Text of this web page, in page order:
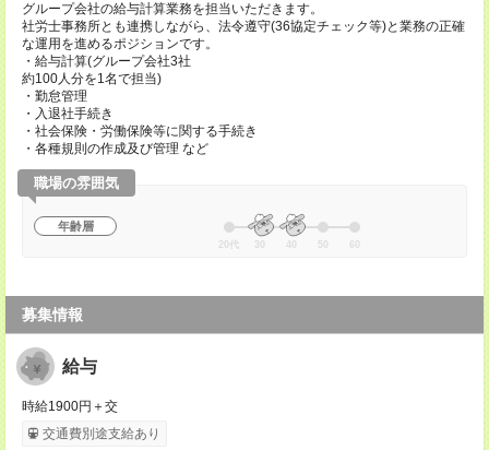
グループ会社の給与計算業務を担当いただきます。
社労士事務所とも連携しながら、法令遵守(36協定チェック等)と業務の正確
な運用を進めるポジションです。
・給与計算(グループ会社3社
約100人分を1名で担当)
・勤怠管理
・入退社手続き
・社会保険・労働保険等に関する手続き
・各種規則の作成及び管理 など
職場の雰囲気
年齢層
20代 30 40 50 60
募集情報
給与
時給1900円＋交
交通費別途支給あり